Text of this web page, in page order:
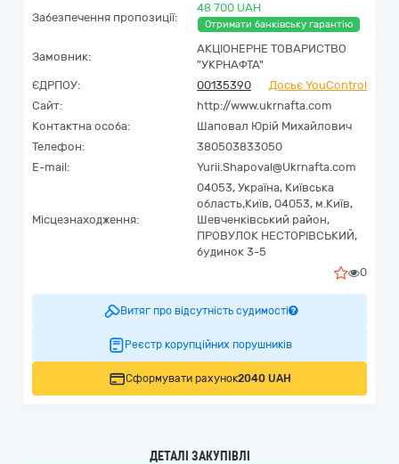
Забезпечення пропозиції:
48 700 UAH
Отримати банківську гарантію
Замовник:
АКЦІОНЕРНЕ ТОВАРИСТВО
"УКPНAФТА"
ЄДРПОУ:
00135390
Досьє YouControl
Сайт:
http://www.ukrnafta.com
Контактна особа:
Шаповал Юрій Михайлович
Телефон:
380503833050
E-mail:
Yurii.Shapoval@Ukrnafta.com
Місцезнаходження:
04053, Україна, Київська
область,Київ, 04053, м.Київ,
Шевченківський район,
ПРОВУЛОК НЕСТОРІВСЬКИЙ,
будинок 3-5
0
Витяг про відсутність судимості
Реєстр корупційних порушників
Сформувати рахунок2040 UAH
ДЕТАЛІ ЗАКУПІВЛІ